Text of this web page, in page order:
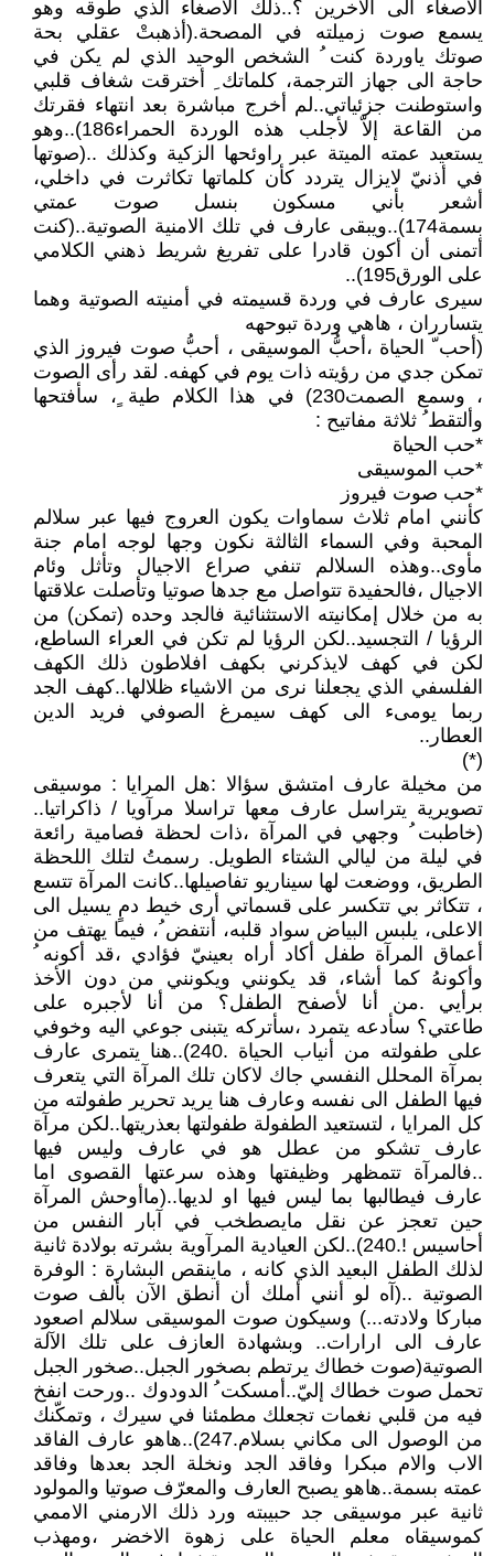
الاصغاء الى الآخرين ؟..ذلك الاصغاء الذي طوقه وهو
يسمع صوت زميلته في المصحة.(أذهبتْ عقلي بحة
صوتك ياوردة كنت ُ الشخص الوحيد الذي لم يكن في
حاجة الى جهاز الترجمة، كلماتك ِ أخترقت شغاف قلبي
واستوطنت جزئياتي..لم أخرج مباشرة بعد انتهاء فقرتك
من القاعة إلاّ لأجلب هذه الوردة الحمراء186)..وهو
يستعيد عمته الميتة عبر راوئحها الزكية وكذلك ..(صوتها
في أذنيّ لايزال يتردد كأن كلماتها تكاثرت في داخلي،
أشعر بأني مسكون بنسل صوت عمتي
بسمة174)..ويبقى عارف في تلك الامنية الصوتية..(كنت
أتمنى أن أكون قادرا على تفريغ شريط ذهني الكلامي
على الورق195)..
سيرى عارف في وردة قسيمته في أمنيته الصوتية وهما
يتسارران ، هاهي وردة تبوحهه
(أحب ّ الحياة ،أحبُّ الموسيقى ، أحبُّ صوت فيروز الذي
تمكن جدي من رؤيته ذات يوم في كهفه. لقد رأى الصوت
، وسمع الصمت230) في هذا الكلام طية ٍ، سأفتحها
وألتقط ُ ثلاثة مفاتيح :
*حب الحياة
*حب الموسيقى
*حب صوت فيروز
كأنني امام ثلاث سماوات يكون العروج فيها عبر سلالم
المحبة وفي السماء الثالثة نكون وجها لوجه امام جنة
مأوى..وهذه السلالم تنفي صراع الاجيال وتأثل وئام
الاجيال ،فالحفيدة تتواصل مع جدها صوتيا وتأصلت علاقتها
به من خلال إمكانيته الاستثنائية فالجد وحده (تمكن) من
الرؤيا / التجسيد..لكن الرؤيا لم تكن في العراء الساطع،
لكن في كهف لايذكرني بكهف افلاطون ذلك الكهف
الفلسفي الذي يجعلنا نرى من الاشياء ظلالها..كهف الجد
ربما يومىء الى كهف سيمرغ الصوفي فريد الدين
العطار..
(*)
من مخيلة عارف امتشق سؤالا :هل المرايا : موسيقى
تصويرية يتراسل عارف معها تراسلا مرآويا / ذاكراتيا..
(خاطبت ُ وجهي في المرآة ،ذات لحظة فصامية رائعة
في ليلة من ليالي الشتاء الطويل. رسمتُ لتلك اللحظة
الطريق، ووضعت لها سيناريو تفاصيلها..كانت المرآة تتسع
، تتكاثر بي تتكسر على قسماتي أرى خيط دمٍ يسيل الى
الاعلى، يلبس البياض سواد قلبه، أنتفض ُ، فيما يهتف من
أعماق المرآة طفل أكاد أراه بعينيّ فؤادي ،قد أكونه ُ
وأكونهُ كما أشاء، قد يكونني ويكونني من دون الأخذ
برأيي .من أنا لأصفح الطفل؟ من أنا لأجبره على
طاعتي؟ سأدعه يتمرد ،سأتركه يتبنى جوعي اليه وخوفي
على طفولته من أنياب الحياة .240)..هنا يتمرى عارف
بمرآة المحلل النفسي جاك لاكان تلك المرآة التي يتعرف
فيها الطفل الى نفسه وعارف هنا يريد تحرير طفولته من
كل المرايا ، لتستعيد الطفولة طفولتها بعذريتها..لكن مرآة
عارف تشكو من عطل هو في عارف وليس فيها
..فالمرآة تتمظهر وظيفتها وهذه سرعتها القصوى اما
عارف فيطالبها بما ليس فيها او لديها..(ماأوحش المرآة
حين تعجز عن نقل مايصطخب في آبار النفس من
أحاسيس !.240)..لكن العيادية المرآوية بشرته بولادة ثانية
لذلك الطفل البعيد الذي كانه ، ماينقص البشارة : الوفرة
الصوتية ..(آه لو أنني أملك أن أنطق الآن بألف صوت
مباركا ولادته...) وسيكون صوت الموسيقى سلالم اصعود
عارف الى ارارات.. وبشهادة العازف على تلك الآلة
الصوتية(صوت خطاك يرتطم بصخور الجبل..صخور الجبل
تحمل صوت خطاك إليّ..أمسكت ُ الدودوك ..ورحت انفخ
فيه من قلبي نغمات تجعلك مطمئنا في سيرك ، وتمكّنك
من الوصول الى مكاني بسلام.247)..هاهو عارف الفاقد
الاب والام مبكرا وفاقد الجد ونخلة الجد بعدها وفاقد
عمته بسمة..هاهو يصبح العارف والمعرّف صوتيا والمولود
ثانية عبر موسيقى جد حبيبته ورد ذلك الارمني الاممي
كموسيقاه معلم الحياة على زهوة الاخضر ،ومهذب